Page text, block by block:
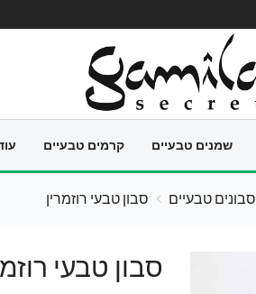
שמנים טבעיים קרמים טבעיים
סבונים טבעיים סבון טבעי רוזמרין
סבון טבעי